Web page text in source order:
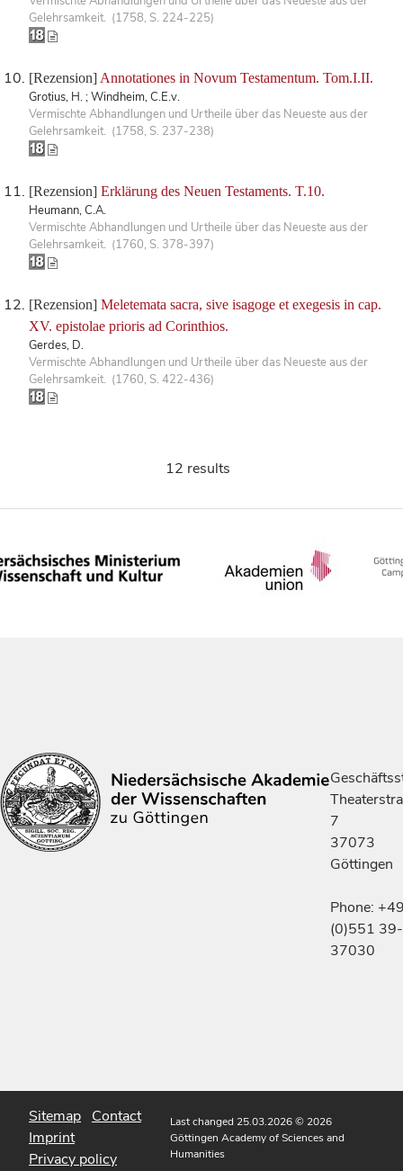
Gelehrsamkeit. (1758, S. 224-225)
[Rezension] Annotationes in Novum Testamentum. Tom.I.II.
Grotius, H. ; Windheim, C.E.v.
Vermischte Abhandlungen und Urtheile über das Neueste aus der
Gelehrsamkeit. (1758, S. 237-238)
[Rezension] Erklärung des Neuen Testaments. T.10.
Heumann, C.A.
Vermischte Abhandlungen und Urtheile über das Neueste aus der
Gelehrsamkeit. (1760, S. 378-397)
[Rezension] Meletemata sacra, sive isagoge et exegesis in cap.
XV. epistolae prioris ad Corinthios.
Gerdes, D.
Vermischte Abhandlungen und Urtheile über das Neueste aus der
Gelehrsamkeit. (1760, S. 422-436)
12 results
7
37073
Göttingen
Phone:
(0)551 39-
37030
Sitemap Contact
Imprint
Privacy policy
Last changed 25.03.2026© 2026
Göttingen Academy of Sciences and
Humanities